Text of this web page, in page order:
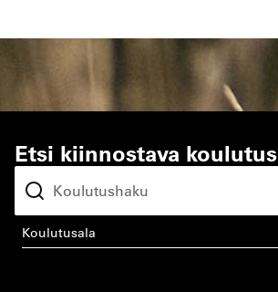
Etsi kiinnostava koulutus
koulutusala